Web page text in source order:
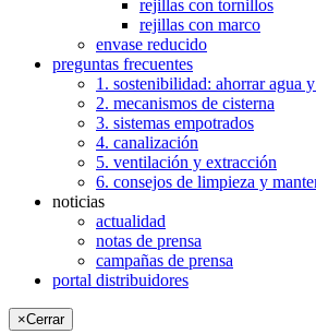
rejillas con tornillos
rejillas con marco
envase reducido
preguntas frecuentes
1. sostenibilidad: ahorrar agua
2. mecanismos de cisterna
3. sistemas empotrados
4. canalización
5. ventilación y extracción
6. consejos de limpieza y
noticias
actualidad
notas de prensa
campañas de prensa
portal distribuidores
×Cerrar